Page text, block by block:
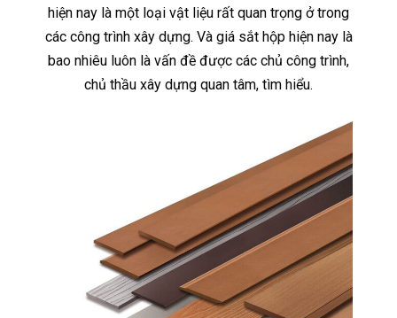
hiện nay là một loại vật liệu rất quan trọng ở trong
các công trình xây dựng. Và giá sắt hộp hiện nay là
bao nhiêu luôn là vấn đề được các chủ công trình,
chủ thầu xây dựng quan tâm, tìm hiểu.